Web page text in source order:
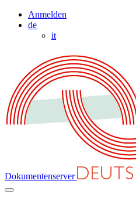
Anmelden
de
it
Dokumentenserver